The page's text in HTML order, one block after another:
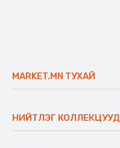
MARKET.MN ТУХАЙ
Үнэт зүйлс
Ажлын байр
НИЙТЛЭГ КОЛЛЕКЦУУД